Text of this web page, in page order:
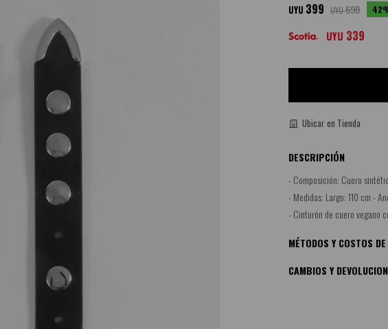
UYU 399 UYU690 42
UYU 339
Ubicar en Tienda
DESCRIPCIÓN
- Composición: Cuero
- Medidas: Largo: 110 cm -
- Cinturón de cuero vegano
MÉTODOS Y COSTOS
CAMBIOS Y